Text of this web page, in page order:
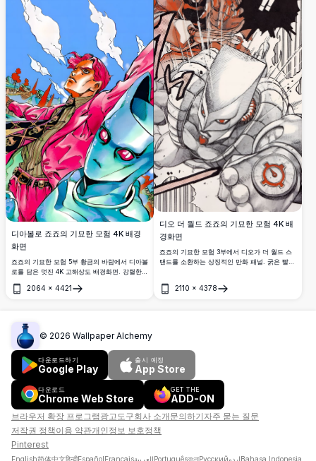
디아볼로 죠죠의 기묘한 모험 4K 배경
화면
죠죠의 기묘한 모험 5부 황금의 바람에서 디아볼
로를 담은 멋진 4K 고해상도 배경화면. 강렬한
구도, 선명한 파란 하늘 배경.
2064 × 4421
열기
디오 더 월드 죠죠의 기묘한 모험 4K 배
경화면
죠죠의 기묘한 모험 3부에서 디오가 더 월드 스
탠드를 소환하는 상징적인 만화 패널. 굵은 빨간
'자 워루도' 한자 텍스트가 담긴 고해상도 4K 배
경화면.2110 × 4378
열기
© 2026 Wallpaper Alchemy
다운로드하기
Google Play
출시 예정
App Store
다운로드
Chrome Web Store
GET THE
ADD-ON
브라우저 확장 프로그램광고도구회사 소개문의하기 자주 묻는 질문
저작권 정책이용 약관개인정보 보호정책
Pinterest
English简体中文हिन्दीEspañolFrançaisالعربيةPortuguêsবাংলাРусскийاردوBahasa Indonesia